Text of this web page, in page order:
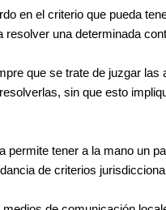
en el criterio que pueda
resolver una determinada
que se trate de juzgar
sin que esto
permite tener a la mano un
de criterios